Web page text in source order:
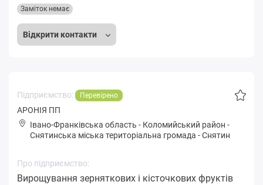
Відкрити контакти
Заміток немає
Підприємство: Перевірено
АРОНІЯ ПП
Івано-Франківська область - Коломийський район -
Снятинськa міська територіальна громада -Снятин
Про підприємство:
Вирощування зерняткових і кісточкових фруктів